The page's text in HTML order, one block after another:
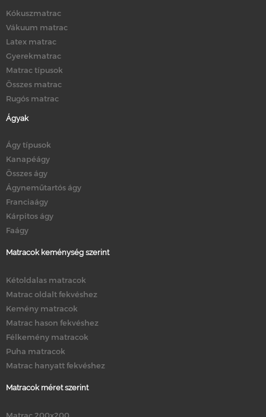
Kókuszmatrac
Vákuum matrac
Latex matrac
Gyerekmatrac
Matrac típusok
Összes matrac
Rugós matrac
Ágyak
Ágy típusok
Kanapéágy
Összes ágy
Ágyneműtartós ágy
Franciaágy
Kárpitos ágy
Faágy
Matracok keménység szerint
Kétoldalas matracok
Matrac oldalt fekvéshez
Kemény matracok
Matrac hason fekvéshez
Félkemény matracok
Puha matracok
Matrac hanyatt fekvéshez
Matracok méret szerint
Matrac 200x200